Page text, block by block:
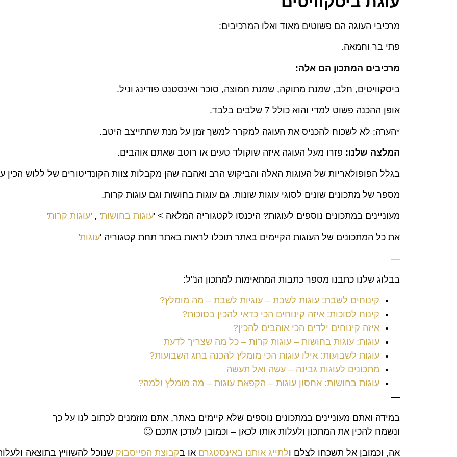
מרכיבי העוגה הם פשוטים מאוד ואלו המרכיבים:
פתי בר וחמאה.
מרכיבים המתכון הם אלה:
ביסקוויטים, חלב, שמנת מתוקה, שמנת חמוצה, סוכר ואינסטנט פודינג וניל.
אופן ההכנה פשוט למדי והוא כולל 7 שלבים בלבד.
*הערה: לא לשכוח להכניס את העוגה למקרר למשך זמן על מנת שתתייצב היטב.
המלצה שלנו: פזרו מעל העוגה איזה שוקולד טעים או רוטב שאתם אוהבים.
בגלל הפופולאריות של העוגות האלה והביקוש הרב ואהבה שהן מקבלות צוות הקונדיטורים של ללוש הכין
מספר של מתכונים שונים לסוגי עוגות שונות. גם עוגות בחושות וגם עוגות קרות.
מעוניינים במתכונים נוספים לעוגות? היכנסו לקטגוריה המלאה > 'עוגות בחושות' , 'עוגות קרות'
את כל המתכונים של העוגות הקיימים באתר תוכלו לראות באתר תחת קטגוריה 'עוגות'
—
בבלוג שלנו כתבנו מספר כתבות המתאימות למתכון הנ"ל:
קינוחים לשבת: עוגות לשבת – עוגיות לשבת – מה מומלץ?
קינוח לסוכות: איזה קינוחים הכי כדאי להכין בסוכות?
איזה קינוחים ילדים הכי אוהבים להכין?
עוגות: עוגות בחושות – עוגות קרות – כל מה שצריך לדעת
עוגות לשבועות: אילו עוגות הכי מומלץ להכנה בחג השבועות?
מתכונים לעוגות גבינה – עשה ואל תעשה
עוגות בחושות: אחסון עוגות – הקפאת עוגות – מה מומלץ ולמה?
—
במידה ואתם מעוניינים במתכונים נוספים שלא קיימים באתר, אתם מוזמנים לכתוב לנו על כך
ונשמח להכין את המתכון ולעלות אותו לכאן – וכמובן לעדכן אתכם 🙂
אה, וכמובן אל תשכחו לצלם ולתייג אותנו באינסטגרם או בקבוצת הפייסבוק שנוכל להשוויץ בתוצאה